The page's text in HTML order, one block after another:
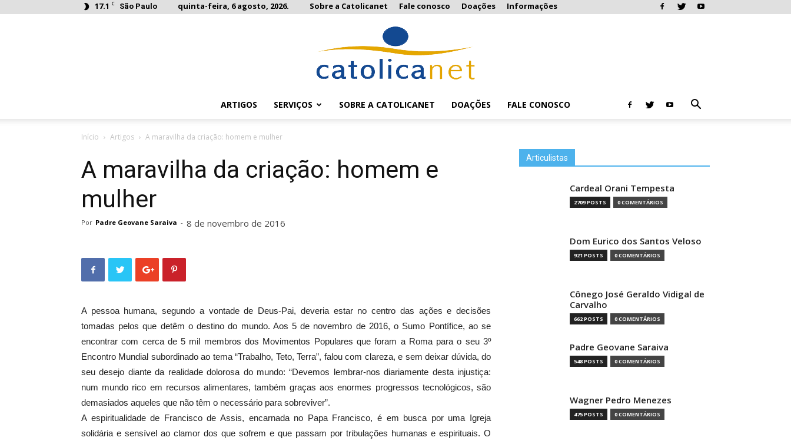
17.1 C São Paulo quinta-feira, 6 agosto, 2026. Sobre a Catolicanet Fale conosco Doações Informações
ARTIGOS SERVIÇOS SOBRE A CATOLICANET DOAÇÕES FALE CONOSCO
Início Artigos A maravilha da criação: homem e mulher
A maravilha da criação: homem e
mulher
Por Padre Geovane Saraiva - 8 de novembro de 2016
A pessoa humana, segundo a vontade de Deus-Pai, deveria estar no centro das ações e decisões
tomadas pelos que detêm o destino do mundo. Aos 5 de novembro de 2016, o Sumo Pontífice, ao se
encontrar com cerca de 5 mil membros dos Movimentos Populares que foram a Roma para o seu 3º
Encontro Mundial subordinado ao tema “Trabalho, Teto, Terra”, falou com clareza, e sem deixar dúvida, do
seu desejo diante da realidade dolorosa do mundo: “Devemos lembrar-nos diariamente desta injustiça:
num mundo rico em recursos alimentares, também graças aos enormes progressos tecnológicos, são
demasiados aqueles que não têm o necessário para sobreviver”.
A espiritualidade de Francisco de Assis, encarnada no Papa Francisco, é em busca por uma Igreja
solidária e sensível ao clamor dos que sofrem e que passam por tribulações humanas e espirituais. O
Articulistas
Cardeal Orani Tempesta
2709 POSTS 0 COMENTÁRIOS
Dom Eurico dos Santos Veloso
921 POSTS 0 COMENTÁRIOS
Cônego José Geraldo Vidigal de
Carvalho
662 POSTS 0 COMENTÁRIOS
Padre Geovane Saraiva
548 POSTS 0 COMENTÁRIOS
Wagner Pedro Menezes
475 POSTS 0 COMENTÁRIOS